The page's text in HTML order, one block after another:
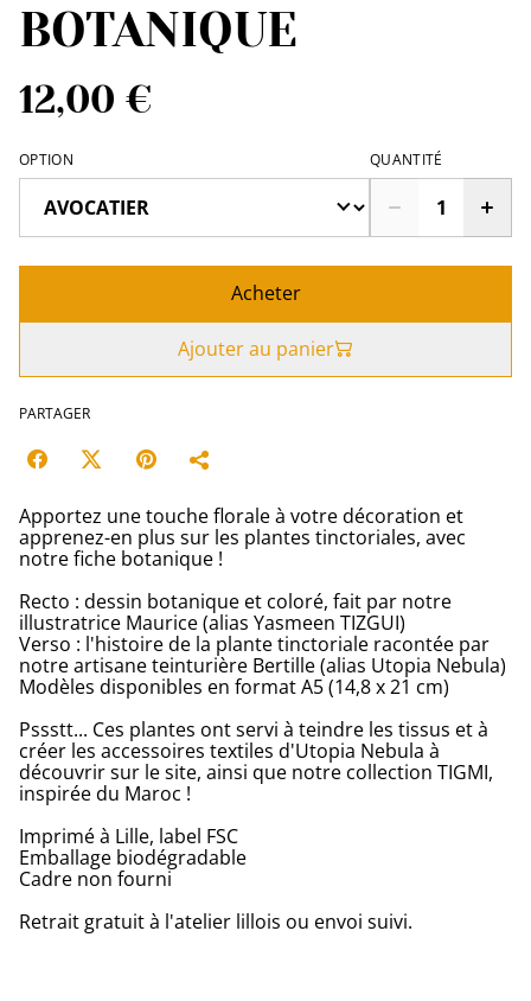
BOTANIQUE
12,00 €
OPTION QUANTITÉ
Acheter
Ajouter au panier
PARTAGER
Apportez une touche florale à votre décoration et
apprenez-en plus sur les plantes tinctoriales, avec
notre fiche botanique !
Recto : dessin botanique et coloré, fait par notre
illustratrice Maurice (alias Yasmeen TIZGUI)
Verso : l'histoire de la plante tinctoriale racontée par
notre artisane teinturière Bertille (alias Utopia Nebula)
Modèles disponibles en format A5 (14,8 x 21 cm)
Pssstt... Ces plantes ont servi à teindre les tissus et à
créer les accessoires textiles d'Utopia Nebula à
découvrir sur le site, ainsi que notre collection TIGMI,
inspirée du Maroc !
Imprimé à Lille, label FSC
Emballage biodégradable
Cadre non fourni
Retrait gratuit à l'atelier lillois ou envoi suivi.